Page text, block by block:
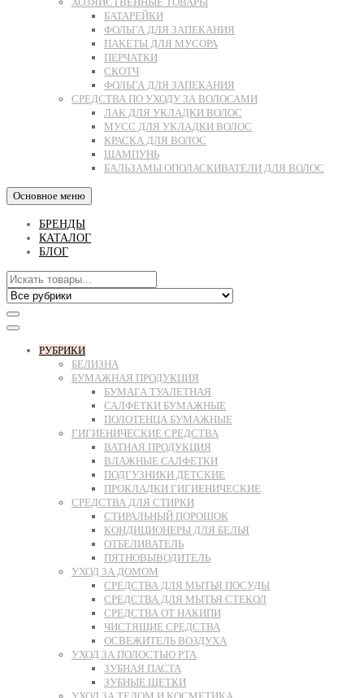
БАТАРЕЙКИ
ФОЛЬГА ДЛЯ ЗАПЕКАНИЯ
ПАКЕТЫ ДЛЯ МУСОРА
ПЕРЧАТКИ
СКОТЧ
ФОЛЬГА ДЛЯ ЗАПЕКАНИЯ
СРЕДСТВА ПО УХОДУ ЗА ВОЛОСАМИ
ЛАК ДЛЯ УКЛАДКИ ВОЛОС
МУСС ДЛЯ УКЛАДКИ ВОЛОС
КРАСКА ДЛЯ ВОЛОС
ШАМПУНЬ
БАЛЬЗАМЫ ОПОЛАСКИВАТЕЛИ ДЛЯ ВОЛОС
Основное меню
БРЕНДЫ
КАТАЛОГ
БЛОГ
РУБРИКИ
БЕЛИЗНА
БУМАЖНАЯ ПРОДУКЦИЯ
БУМАГА ТУАЛЕТНАЯ
САЛФЕТКИ БУМАЖНЫЕ
ПОЛОТЕНЦА БУМАЖНЫЕ
ГИГИЕНИЧЕСКИЕ СРЕДСТВА
ВАТНАЯ ПРОДУКЦИЯ
ВЛАЖНЫЕ САЛФЕТКИ
ПОДГУЗНИКИ ДЕТСКИЕ
ПРОКЛАДКИ ГИГИЕНИЧЕСКИЕ
СРЕДСТВА ДЛЯ СТИРКИ
СТИРАЛЬНЫЙ ПОРОШОК
КОНДИЦИОНЕРЫ ДЛЯ БЕЛЬЯ
ОТБЕЛИВАТЕЛЬ
ПЯТНОВЫВОДИТЕЛЬ
УХОД ЗА ДОМОМ
СРЕДСТВА ДЛЯ МЫТЬЯ ПОСУДЫ
СРЕДСТВА ДЛЯ МЫТЬЯ СТЕКОЛ
СРЕДСТВА ОТ НАКИПИ
ЧИСТЯЩИЕ СРЕДСТВА
ОСВЕЖИТЕЛЬ ВОЗДУХА
УХОД ЗА ПОЛОСТЬЮ РТА
ЗУБНАЯ ПАСТА
ЗУБНЫЕ ЩЕТКИ